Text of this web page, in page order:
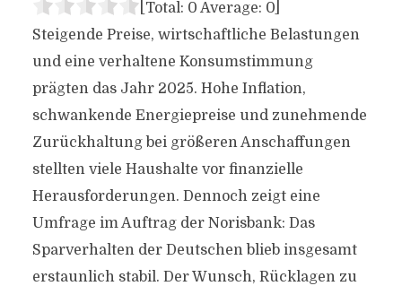
[Total: 0 Average: 0]
Steigende Preise, wirtschaftliche Belastungen
und eine verhaltene Konsumstimmung
prägten das Jahr 2025. Hohe Inflation,
schwankende Energiepreise und zunehmende
Zurückhaltung bei größeren Anschaffungen
stellten viele Haushalte vor finanzielle
Herausforderungen. Dennoch zeigt eine
Umfrage im Auftrag der Norisbank: Das
Sparverhalten der Deutschen blieb insgesamt
erstaunlich stabil. Der Wunsch, Rücklagen zu